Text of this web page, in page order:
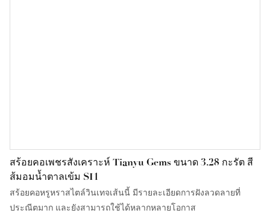
สร้อยคอเพชรสังเคราะห์ Tianyu Gems ขนาด 3.28 กะรัต สี
ส้มอมน้ำตาลเข้ม SI1
สร้อยคอหรูหราสไตล์วินเทจเส้นนี้ มีรายละเอียดการฝังลวดลายที่
ประณีตมาก และยังสามารถใช้ได้หลากหลายโอกาส